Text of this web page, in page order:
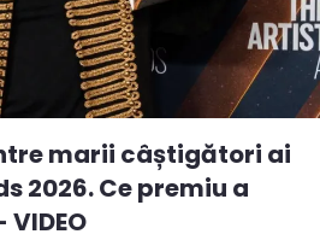
marii câștigători ai
2026. Ce premiu a